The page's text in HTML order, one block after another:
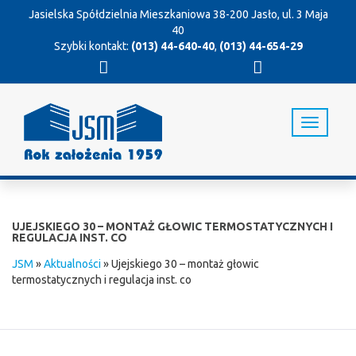
Jasielska Spółdzielnia Mieszkaniowa 38-200 Jasło, ul. 3 Maja
40
Szybki kontakt: (013) 44-640-40, (013) 44-654-29
T
o
i
UJEJSKIEGO 30 – MONTAŻ GŁOWIC TERMOSTATYCZNYCH I
REGULACJA INST. CO
JSM »Aktualności»Ujejskiego 30 – montaż głowic
termostatycznych i regulacja inst. co